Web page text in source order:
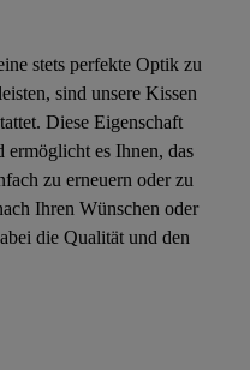
stets perfekte Optik zu
sind unsere Kissen
Diese Eigenschaft
ermöglicht es Ihnen, das
zu erneuern oder zu
Ihren Wünschen oder
die Qualität und den